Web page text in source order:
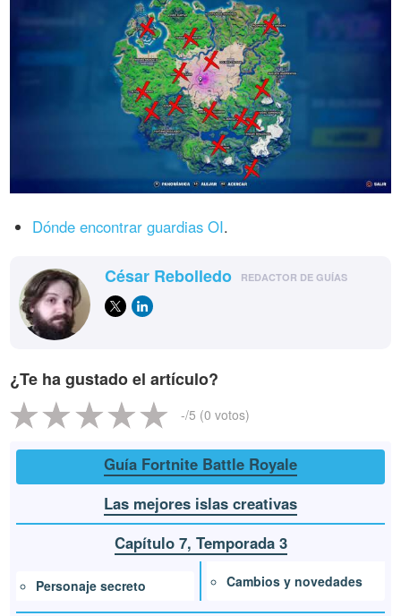
Dónde encontrar guardias OI.
César Rebolledo REDACTOR DE GUÍAS
¿Te ha gustado el artículo?
-/5 (0 votos)
Guía Fortnite Battle Royale
Las mejores islas creativas
Capítulo 7, Temporada 3
Personaje secreto Cambios y novedades